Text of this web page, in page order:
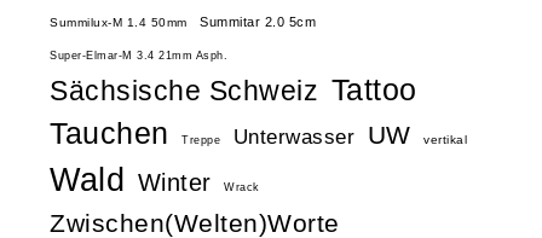
Summilux-M 1.4 50mm Summitar 2.0 5cm
Super-Elmar-M 3.4 21mm Asph.
Sächsische Schweiz Tattoo
Tauchen
Treppe Unterwasser UW vertikal
Wald Winter Wrack
Zwischen(Welten)Worte